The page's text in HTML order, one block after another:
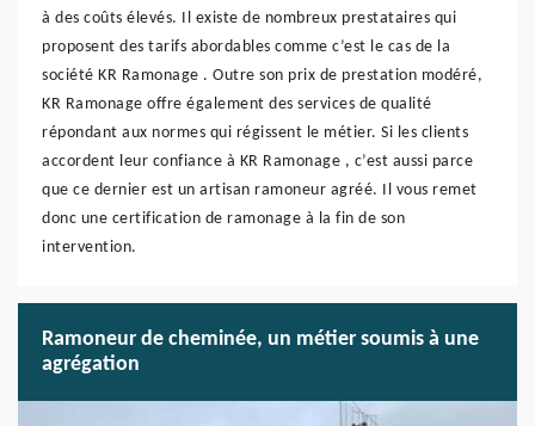
à des coûts élevés. Il existe de nombreux prestataires qui
proposent des tarifs abordables comme c’est le cas de la
société KR Ramonage . Outre son prix de prestation modéré,
KR Ramonage offre également des services de qualité
répondant aux normes qui régissent le métier. Si les clients
accordent leur confiance à KR Ramonage , c’est aussi parce
que ce dernier est un artisan ramoneur agréé. Il vous remet
donc une certification de ramonage à la fin de son
intervention.
Ramoneur de cheminée, un métier soumis à une
agrégation